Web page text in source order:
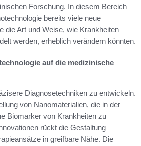
Forschung. In diesem Bereich
bereits viele neue
die Art und Weise, wie Krankheiten
werden, erheblich verändern könnten.
auf die medizinische
Diagnosetechniken zu entwickeln.
von Nanomaterialien, die in der
Biomarker von Krankheiten zu
rückt die Gestaltung
in greifbare Nähe. Die